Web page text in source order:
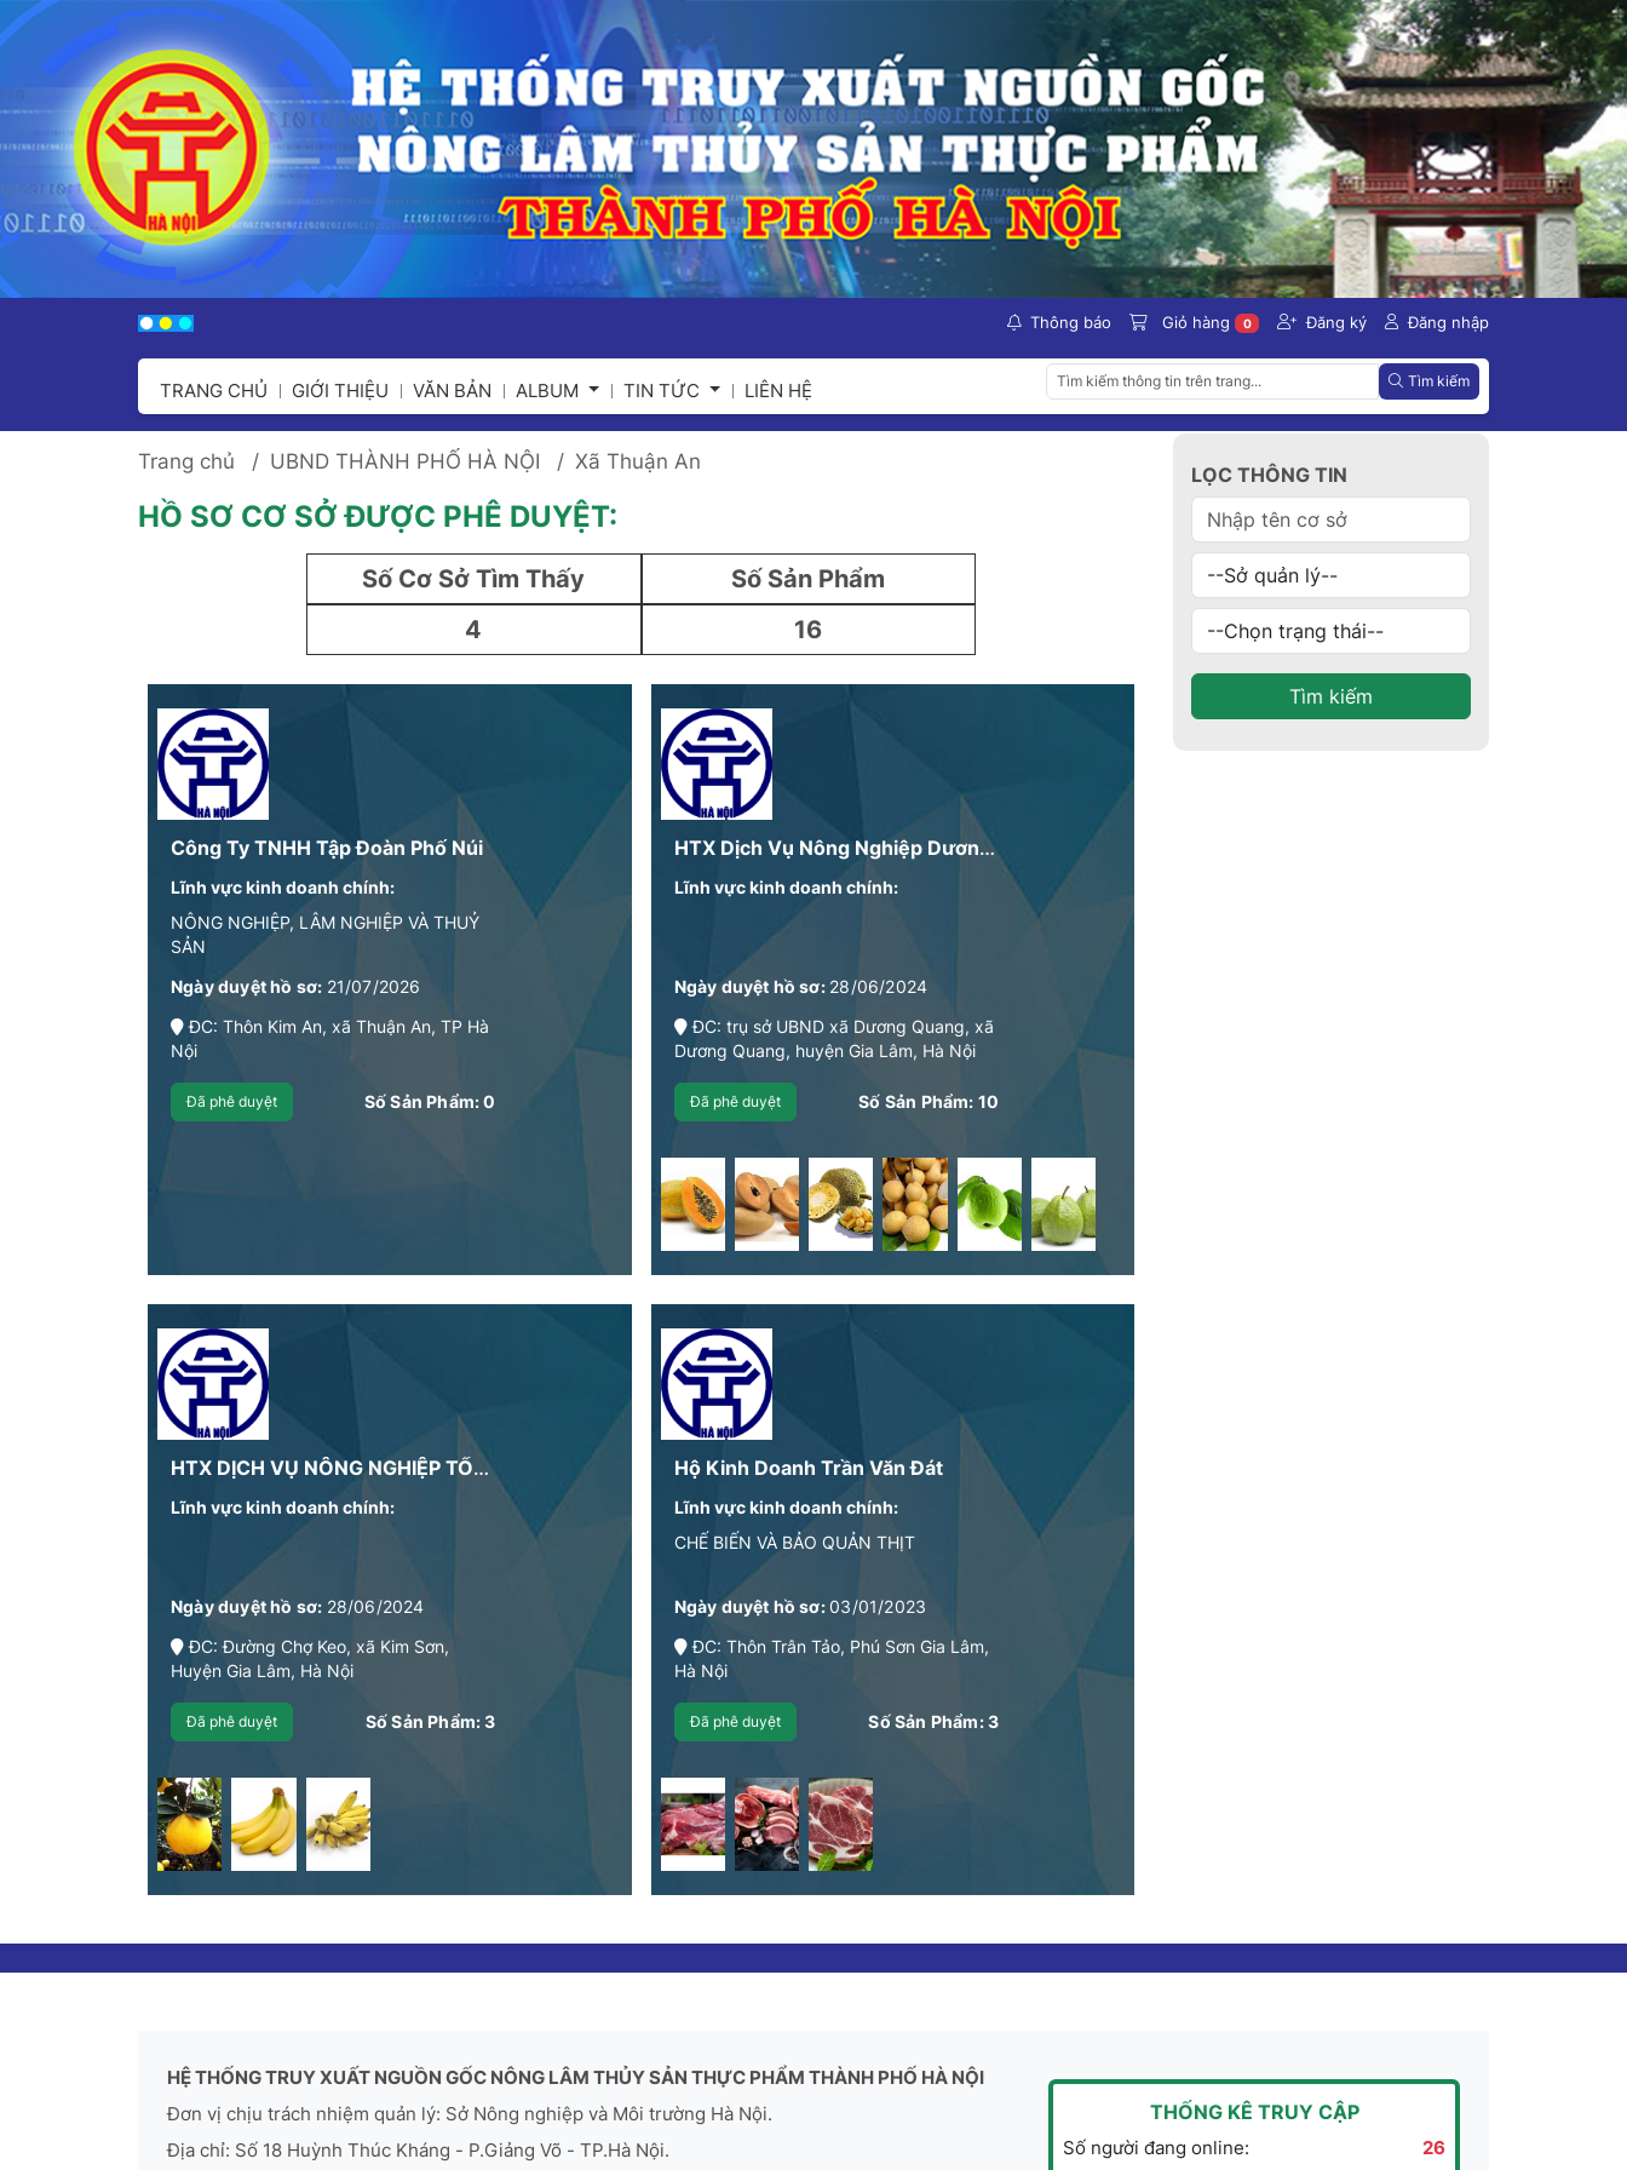
Thông báo Giỏ hàng 0 Đăng ký Đăng nhập
TRANG CHỦ GIỚI THIỆU VĂN BẢN ALBUM TIN TỨC LIÊN HỆ Tìm kiếm
Trang chủ UBND THÀNH PHỐ HÀ NỘI Xã Thuận An
HỒ SƠ CƠ SỞ ĐƯỢC PHÊ DUYỆT:
Số Cơ Sở Tìm Thấy
4
Số Sản Phẩm
16
Công Ty TNHH Tập Đoàn Phố Núi
Lĩnh vực kinh doanh chính:
NÔNG NGHIỆP, LÂM NGHIỆP VÀ THUỶ
SẢN
Ngày duyệt hồ sơ: 21/07/2026
ĐC: Thôn Kim An, xã Thuận An, TP Hà
Nội
Đã phê duyệt Số Sản Phẩm:0
HTX Dịch Vụ Nông Nghiệp Dương Quang
Lĩnh vực kinh doanh chính:
Ngày duyệt hồ sơ: 28/06/2024
ĐC: trụ sở UBND xã Dương Quang, xã
Dương Quang, huyện Gia Lâm, Hà Nội
Đã phê duyệt Số Sản Phẩm: 10
HTX DỊCH VỤ NÔNG NGHIỆP TỔNG HỢP KIM SƠN
Lĩnh vực kinh doanh chính:
Ngày duyệt hồ sơ: 28/06/2024
ĐC: Đường Chợ Keo, xã Kim Sơn,
Huyện Gia Lâm, Hà Nội
Đã phê duyệt Số Sản Phẩm:3
Hộ Kinh Doanh Trần Văn Đát
Lĩnh vực kinh doanh chính:
CHẾ BIẾN VÀ BẢO QUẢN THỊT
Ngày duyệt hồ sơ:03/01/2023
ĐC: Thôn Trân Tảo, Phú Sơn Gia Lâm,
Hà Nội
Đã phê duyệt Số Sản Phẩm:3
LỌC THÔNG TIN
Tìm kiếm
HỆ THỐNG TRUY XUẤT NGUỒN GỐC NÔNG LÂM THỦY SẢN THỰC PHẨM THÀNH PHỐ HÀ NỘI
Đơn vị chịu trách nhiệm quản lý: Sở Nông nghiệp và Môi trường Hà Nội.
Địa chỉ: Số 18 Huỳnh Thúc Kháng - P.Giảng Võ - TP.Hà Nội.
THỐNG KÊ TRUY CẬP
Số người đang online: 26